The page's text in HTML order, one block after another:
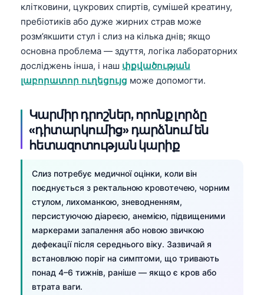
клітковини, цукрових спиртів, сумішей креатину,
пребіотиків або дуже жирних страв може
розм’якшити стул і слиз на кілька днів; якщо
основна проблема — здуття, логіка лабораторних
досліджень інша, і наш փքվածության
լաբորատոր ուղեցույց може допомогти.
Կարմիր դրոշներ, որոնք լորձը
«դիտարկումից» դարձնում են
հետազոտության կարիք
Слиз потребує медичної оцінки, коли він
поєднується з ректальною кровотечею, чорним
стулом, лихоманкою, зневодненням,
персистуючою діареєю, анемією, підвищеними
маркерами запалення або новою звичкою
дефекації після середнього віку. Зазвичай я
встановлюю поріг на симптоми, що тривають
понад 4–6 тижнів, раніше — якщо є кров або
втрата ваги.